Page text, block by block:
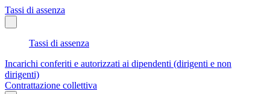
Tassi di assenza
Tassi di assenza
Incarichi conferiti e autorizzati ai dipendenti (dirigenti e non
dirigenti)
Contrattazione collettiva